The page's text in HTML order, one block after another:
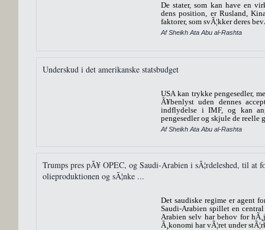
De stater, som kan have en
dens position, er Rusland,
faktorer, som svÃ¦kker deres
Af Sheikh Ata Abu al-Rashta
Underskud i det amerikanske statsbudget
USA kan trykke pengesedler,
Ã¥benlyst uden dennes
indflydelse i IMF, og kan
pengesedler og skjule de reelle
Af Sheikh Ata Abu al-Rashta
Trumps pres pÃ¥ OPEC, og Saudi-Arabien i sÃ¦rdeleshed, til at
olieproduktionen og sÃ¦nke ...
Det saudiske regime er agent
Saudi-Arabien spillet en
Arabien selv har behov for
Ã¸konomi har vÃ¦ret under